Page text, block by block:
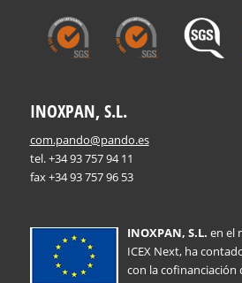
INOXPAN, S.L.
com.pando@pando.es
tel. +34 93 757 94 11
fax +34 93 757 96 53
INOXPAN, S.L. en el
ICEX Next, ha
con la